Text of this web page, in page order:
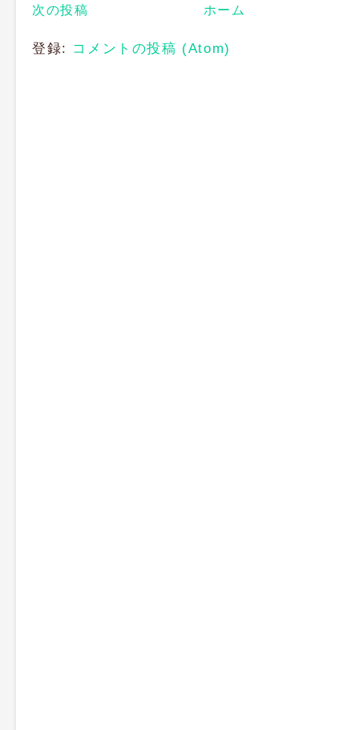
次の投稿 ホーム
登録: コメントの投稿 (Atom)